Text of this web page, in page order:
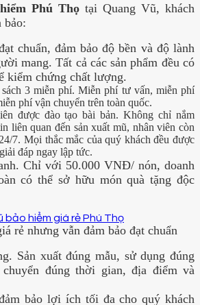
Phú Thọ tại Quang Vũ, khách
bảo:
chuẩn, đảm bảo độ bền và độ lành
mang. Tất cả các sản phẩm đều có
kiểm chứng chất lượng.
3 miễn phí. Miễn phí tư vấn, miễn phí
phí vận chuyển trên toàn quốc.
được đào tạo bài bản. Không chỉ nắm
liên quan đến sản xuất mũ, nhân viên còn
7. Mọi thắc mắc của quý khách đều được
đáp ngay lập tức.
Chỉ với 50.000 VNĐ/ nón, doanh
có thể sở hữu món quà tặng độc
rẻ nhưng vẫn đảm bảo đạt chuẩn
Sản xuất đúng mẫu, sử dụng đúng
đúng thời gian, địa điểm và
bảo lợi ích tối đa cho quý khách